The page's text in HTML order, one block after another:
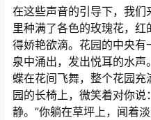
在这些声音的引导下，我
里种满了各色的玫瑰花，
得娇艳欲滴。花园的中央
泉中涌出，发出悦耳的水
蝶在花间飞舞，整个花园
园的长椅上，微笑着对你说
静。”你躺在草坪上，闻着